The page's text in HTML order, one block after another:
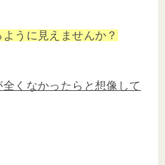
うに見えませんか？
くなかったらと想像して